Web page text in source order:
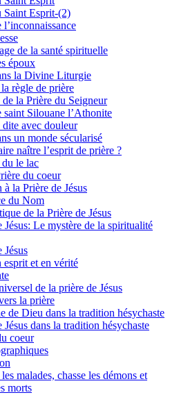
Saint Esprit-(2)
de la santé spirituelle
époux
la Divine Liturgie
règle de prière
de la Prière du Seigneur
saint Silouane l’Athonite
avec douleur
un monde sécularisé
naître l’esprit de prière ?
du le lac
du coeur
la Prière de Jésus
du Nom
de la Prière de Jésus
Jésus: Le mystère de la spiritualité
Jésus
esprit et en vérité
de la prière de Jésus
la prière
de Dieu dans la tradition hésychaste
Jésus dans la tradition hésychaste
coeur
malades, chasse les démons et
morts